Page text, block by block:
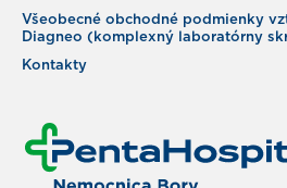
Všeobecné obchodné podmienky
Diagneo (komplexný laboratórny
Kontakty